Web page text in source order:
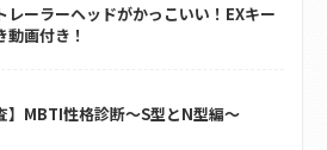
レーラーヘッドがかっこいい！EXキー
動画付き！
】MBTI性格診断～S型とN型編～